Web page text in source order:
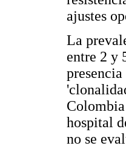
ajustes
La
entre 2 y
hospital
no se